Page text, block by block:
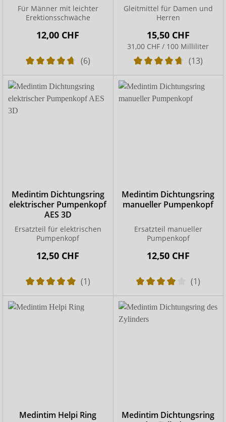
Für Männer mit leichter
Erektionsschwäche
12,00 CHF
(6)
Gleitmittel für Damen und
Herren
15,50 CHF
31,00 CHF / 100 Milliliter
(13)
Medintim Dichtungsring
elektrischer Pumpenkopf
AES 3D
Ersatzteil für elektrischen
Pumpenkopf
12,50 CHF
(1)
Medintim Dichtungsring
manueller Pumpenkopf
Ersatzteil manueller
Pumpenkopf
12,50 CHF
(1)
Medintim Helpi Ring
Medintim Dichtungsring